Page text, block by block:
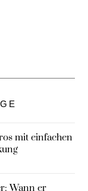
mit einfachen
Wann er